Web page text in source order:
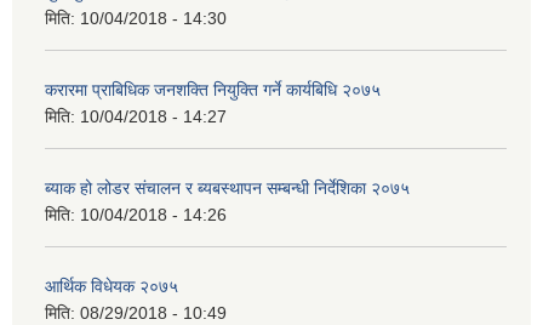
मिति: 10/04/2018 - 14:30
करारमा प्राबिधिक जनशक्ति नियुक्ति गर्ने कार्यबिधि २०७५
मिति: 10/04/2018 - 14:27
ब्याक हो लोडर संचालन र ब्यबस्थापन सम्बन्धी निर्देशिका २०७५
मिति: 10/04/2018 - 14:26
आर्थिक विधेयक २०७५
मिति: 08/29/2018 - 10:49